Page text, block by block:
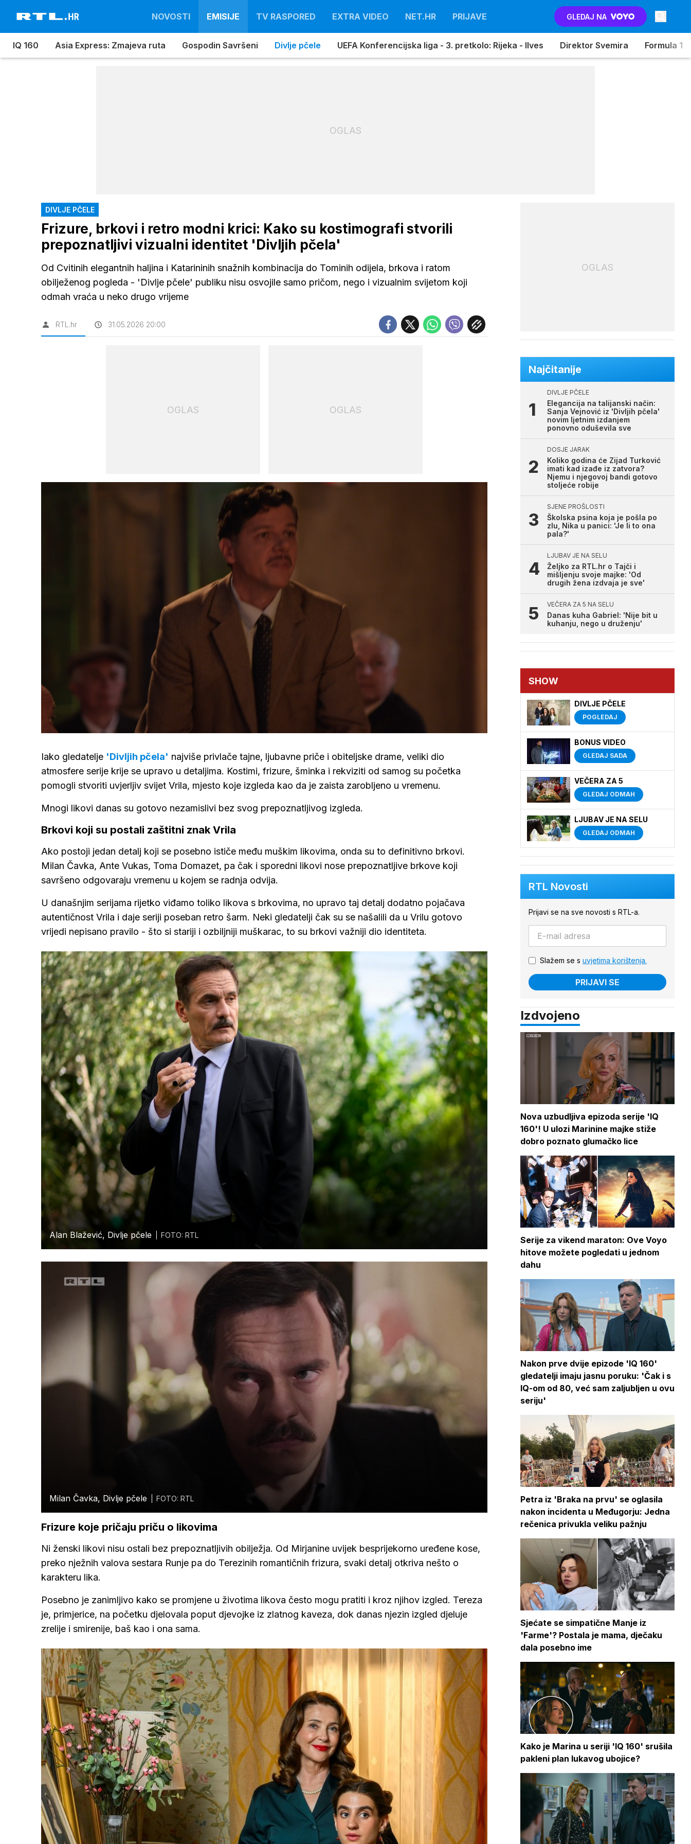
NOVOSTI EMISIJE TV RASPORED EXTRA VIDEO NET.HR PRIJAVE GLEDAJ NA
IQ 160 Asia Express: Zmajeva ruta Gospodin Savršeni Divlje pčele UEFA Konferencijska liga - 3. pretkolo: Rijeka - Ilves Direktor Svemira Formula 1
OGLAS
DIVLJE PČELE
Frizure, brkovi i retro modni krici: Kako su kostimografi stvorili
prepoznatljivi vizualni identitet 'Divljih pčela'
Od Cvitinih elegantnih haljina i Katarininih snažnih kombinacija do Tominih odijela, brkova i ratom
obilježenog pogleda - 'Divlje pčele' publiku nisu osvojile samo pričom, nego i vizualnim svijetom koji
odmah vraća u neko drugo vrijeme
RTL.hr 31.05.2026 20:00
OGLAS OGLAS
Upali
zvuk
Iako gledatelje 'Divljih pčela' najviše privlače tajne, ljubavne priče i obiteljske drame, veliki dio
atmosfere serije krije se upravo u detaljima. Kostimi, frizure, šminka i rekviziti od samog su početka
pomogli stvoriti uvjerljiv svijet Vrila, mjesto koje izgleda kao da je zaista zarobljeno u vremenu.
Mnogi likovi danas su gotovo nezamislivi bez svog prepoznatljivog izgleda.
Brkovi koji su postali zaštitni znak Vrila
Ako postoji jedan detalj koji se posebno ističe među muškim likovima, onda su to definitivno brkovi.
Milan Čavka, Ante Vukas, Toma Domazet, pa čak i sporedni likovi nose prepoznatljive brkove koji
savršeno odgovaraju vremenu u kojem se radnja odvija.
U današnjim serijama rijetko viđamo toliko likova s brkovima, no upravo taj detalj dodatno pojačava
autentičnost Vrila i daje seriji poseban retro šarm. Neki gledatelji čak su se našalili da u Vrilu gotovo
vrijedi nepisano pravilo - što si stariji i ozbiljniji muškarac, to su brkovi važniji dio identiteta.
Alan Blažević, Divlje pčele FOTO: RTL
Milan Čavka, Divlje pčele FOTO: RTL
Frizure koje pričaju priču o likovima
Ni ženski likovi nisu ostali bez prepoznatljivih obilježja. Od Mirjanine uvijek besprijekorno uređene kose,
preko nježnih valova sestara Runje pa do Terezinih romantičnih frizura, svaki detalj otkriva nešto o
karakteru lika.
Posebno je zanimljivo kako se promjene u životima likova često mogu pratiti i kroz njihov izgled. Tereza
je, primjerice, na početku djelovala poput djevojke iz zlatnog kaveza, dok danas njezin izgled djeluje
zrelije i smirenije, baš kao i ona sama.
OGLAS
Najčitanije
DIVLJE PČELE
Elegancija na talijanski način:
Sanja Vejnović iz 'Divljih pčela'
novim ljetnim izdanjem
ponovno oduševila sve
DOSJE JARAK
Koliko godina će Zijad Turković
imati kad izađe iz zatvora?
Njemu i njegovoj bandi gotovo
stoljeće robije
SJENE PROŠLOSTI
Školska psina koja je pošla po
zlu, Nika u panici: 'Je li to ona
pala?'
LJUBAV JE NA SELU
Željko za RTL.hr o Tajči i
mišljenju svoje majke: 'Od
drugih žena izdvaja je sve'
VEČERA ZA 5 NA SELU
Danas kuha Gabriel: 'Nije bit u
kuhanju, nego u druženju'
SHOW
DIVLJE PČELE
POGLEDAJ
BONUS VIDEO
GLEDAJ SADA
VEČERA ZA 5
GLEDAJ ODMAH
LJUBAV JE NA SELU
GLEDAJ ODMAH
RTL Novosti
Prijavi se na sve novosti s RTL-a.
Slažem se s uvjetima korištenja.
PRIJAVI SE
Izdvojeno
Nova uzbudljiva epizoda serije 'IQ
160'! U ulozi Marinine majke stiže
dobro poznato glumačko lice
Serije za vikend maraton: Ove Voyo
hitove možete pogledati u jednom
dahu
Nakon prve dvije epizode 'IQ 160'
gledatelji imaju jasnu poruku: 'Čak i s
IQ-om od 80, već sam zaljubljen u ovu
seriju'
Petra iz 'Braka na prvu' se oglasila
nakon incidenta u Međugorju: Jedna
rečenica privukla veliku pažnju
Sjećate se simpatične Manje iz
'Farme'? Postala je mama, dječaku
dala posebno ime
Kako je Marina u seriji 'IQ 160' srušila
pakleni plan lukavog ubojice?